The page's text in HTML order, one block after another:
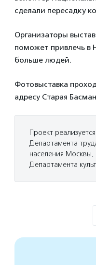
сделали пересадку
Организаторы
поможет привлечь
больше людей.
Фотовыставка
адресу Старая
Проект
Департамента
населения
Департамента